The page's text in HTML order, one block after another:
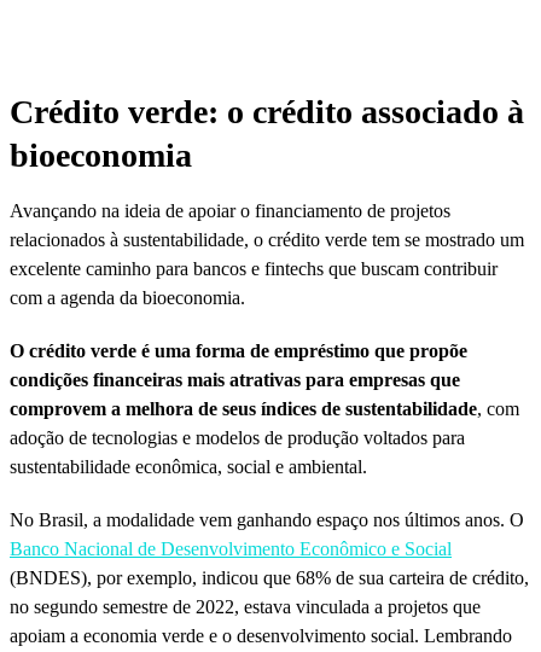
Crédito verde: o crédito associado à
bioeconomia
Avançando na ideia de apoiar o financiamento de projetos
relacionados à sustentabilidade, o crédito verde tem se mostrado um
excelente caminho para bancos e fintechs que buscam contribuir
com a agenda da bioeconomia.
O crédito verde é uma forma de empréstimo que propõe
condições financeiras mais atrativas para empresas que
comprovem a melhora de seus índices de sustentabilidade, com
adoção de tecnologias e modelos de produção voltados para
sustentabilidade econômica, social e ambiental.
No Brasil, a modalidade vem ganhando espaço nos últimos anos. O
Banco Nacional de Desenvolvimento Econômico e Social
(BNDES), por exemplo, indicou que 68% de sua carteira de crédito,
no segundo semestre de 2022, estava vinculada a projetos que
apoiam a economia verde e o desenvolvimento social. Lembrando